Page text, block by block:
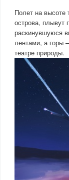
Полет на высоте
острова, плывут
раскинувшуюся
лентами, а горы
театре природы.